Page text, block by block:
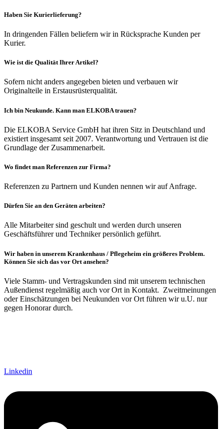
Haben Sie Kurierlieferung?
In dringenden Fällen beliefern wir in Rücksprache Kunden per
Kurier.
Wie ist die Qualität Ihrer Artikel?
Sofern nicht anders angegeben bieten und verbauen wir
Originalteile in Erstausrüsterqualität.
Ich bin Neukunde. Kann man ELKOBA trauen?
Die ELKOBA Service GmbH hat ihren Sitz in Deutschland und
existiert insgesamt seit 2007. Verantwortung und Vertrauen ist die
Grundlage der Zusammenarbeit.
Wo findet man Referenzen zur Firma?
Referenzen zu Partnern und Kunden nennen wir auf Anfrage.
Dürfen Sie an den Geräten arbeiten?
Alle Mitarbeiter sind geschult und werden durch unseren
Geschäftsführer und Techniker persönlich geführt.
Wir haben in unserem Krankenhaus / Pflegeheim ein größeres Problem.
Können Sie sich das vor Ort ansehen?
Viele Stamm- und Vertragskunden sind mit unserem technischen
Außendienst regelmäßig auch vor Ort in Kontakt. Zweitmeinungen
oder Einschätzungen bei Neukunden vor Ort führen wir u.U. nur
gegen Honorar durch.
Linkedin